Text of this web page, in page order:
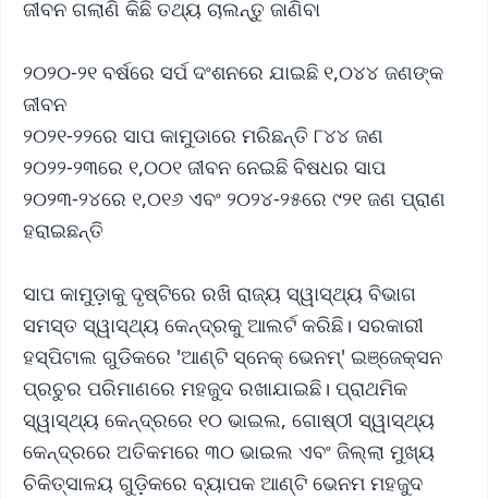
ଜୀବନ ଗଲାଣି କିଛି ତଥ୍ୟ ଚାଲନ୍ତୁ ଜାଣିବା
୨୦୨୦-୨୧ ବର୍ଷରେ ସର୍ପ ଦଂଶନରେ ଯାଇଛି ୧,୦୪୪ ଜଣଙ୍କ
ଜୀବନ
୨୦୨୧-୨୨ରେ ସାପ କାମୁଡାରେ ମରିଛନ୍ତି ୮୪୪ ଜଣ
୨୦୨୨-୨୩ରେ ୧,୦୦୧ ଜୀବନ ନେଇଛି ବିଷଧର ସାପ
୨୦୨୩-୨୪ରେ ୧,୦୧୬ ଏବଂ ୨୦୨୪-୨୫ରେ ୯୨୧ ଜଣ ପ୍ରାଣ
ହରାଇଛନ୍ତି
ସାପ କାମୁଡ଼ାକୁ ଦୃଷ୍ଟିରେ ରଖି ରାଜ୍ୟ ସ୍ୱାସ୍ଥ୍ୟ ବିଭାଗ
ସମସ୍ତ ସ୍ୱାସ୍ଥ୍ୟ କେନ୍ଦ୍ରକୁ ଆଲର୍ଟ କରିଛି। ସରକାରୀ
ହସ୍ପିଟାଲ ଗୁଡିକରେ 'ଆଣ୍ଟି ସ୍ନେକ୍ ଭେନମ୍' ଇଞ୍ଜେକ୍ସନ
ପ୍ରଚୁର ପରିମାଣରେ ମହଜୁଦ ରଖାଯାଇଛି। ପ୍ରାଥମିକ
ସ୍ୱାସ୍ଥ୍ୟ କେନ୍ଦ୍ରରେ ୧୦ ଭାଇଲ, ଗୋଷ୍ଠୀ ସ୍ୱାସ୍ଥ୍ୟ
କେନ୍ଦ୍ରରେ ଅତିକମରେ ୩୦ ଭାଇଲ ଏବଂ ଜିଲ୍ଲା ମୁଖ୍ୟ
ଚିକିତ୍ସାଳୟ ଗୁଡ଼ିକରେ ବ୍ୟାପକ ଆଣ୍ଟି ଭେନମ ମହଜୁଦ